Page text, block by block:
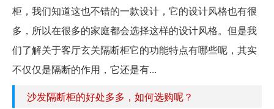
柜，我们知道这也不错的一款设计，它的设计风格也有很
多，所以在很多的家庭都会选择这样的设计风格。但是我
们了解关于客厅玄关隔断柜它的功能特点有哪些呢，其实
不仅仅是隔断的作用，它还是有...
沙发隔断柜的好处多多，如何选购呢？